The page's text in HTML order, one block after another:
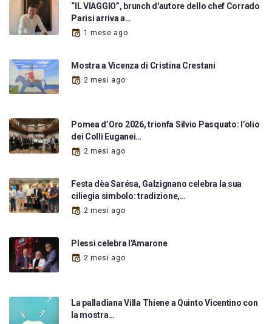
“IL VIAGGIO”, brunch d'autore dello chef Corrado
Parisi arriva a…
1 mese ago
Mostra a Vicenza di Cristina Crestani
2 mesi ago
Pomea d’Oro 2026, trionfa Silvio Pasquato: l’olio
dei Colli Euganei…
2 mesi ago
Festa dèa Sarésa, Galzignano celebra la sua
ciliegia simbolo: tradizione,…
2 mesi ago
Plessi celebra l'Amarone
2 mesi ago
La palladiana Villa Thiene a Quinto Vicentino con
la mostra…